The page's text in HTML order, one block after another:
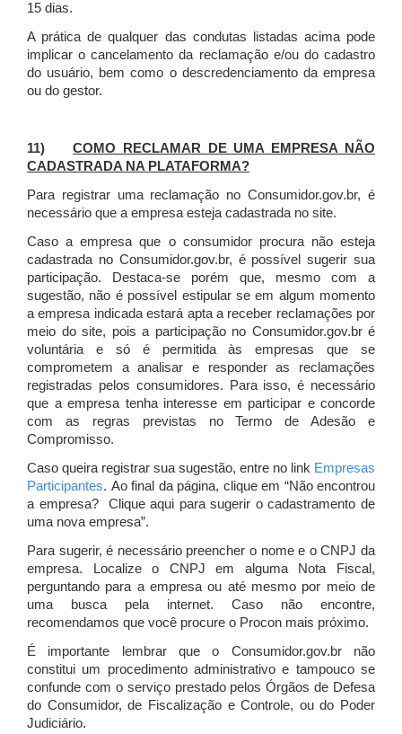
15 dias.
A prática de qualquer das condutas listadas acima pode
implicar o cancelamento da reclamação e/ou do cadastro
do usuário, bem como o descredenciamento da empresa
ou do gestor.
11)COMO RECLAMAR DE UMA EMPRESA NÃO
CADASTRADA NA PLATAFORMA?
Para registrar uma reclamação no Consumidor.gov.br, é
necessário que a empresa esteja cadastrada no site.
Caso a empresa que o consumidor procura não esteja
cadastrada no Consumidor.gov.br, é possível sugerir sua
participação. Destaca-se porém que, mesmo com a
sugestão, não é possível estipular se em algum momento
a empresa indicada estará apta a receber reclamações por
meio do site, pois a participação no Consumidor.gov.br é
voluntária e só é permitida às empresas que se
comprometem a analisar e responder as reclamações
registradas pelos consumidores. Para isso, é necessário
que a empresa tenha interesse em participar e concorde
com as regras previstas no Termo de Adesão e
Compromisso.
Caso queira registrar sua sugestão, entre no link Empresas
Participantes. Ao final da página, clique em “Não encontrou
a empresa? Clique aqui para sugerir o cadastramento de
uma nova empresa”.
Para sugerir, é necessário preencher o nome e o CNPJ da
empresa. Localize o CNPJ em alguma Nota Fiscal,
perguntando para a empresa ou até mesmo por meio de
uma busca pela internet. Caso não encontre,
recomendamos que você procure o Procon mais próximo.
É importante lembrar que o Consumidor.gov.br não
constitui um procedimento administrativo e tampouco se
confunde com o serviço prestado pelos Órgãos de Defesa
do Consumidor, de Fiscalização e Controle, ou do Poder
Judiciário.